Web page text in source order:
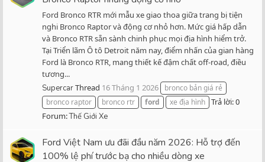
Ford Bronco RTR mới mẫu xe giao thoa giữa trang bị tiện
nghi Bronco Raptor và động cơ nhỏ hơn. Mức giá hấp dẫn
và Bronco RTR sẵn sành chinh phục mọi địa hình hiểm trở.
Tại Triển lãm Ô tô Detroit năm nay, điểm nhấn của gian hàng
Ford là Bronco RTR, mang thiết kế đậm chất off-road, điều
tương...
SupercarThread 16 Tháng 1 2026
bronco bản giá rẻ
bronco raptor
bronco rtr ford xe địa hình Trả lời: 0
Forum:Thế Giới Xe
Ford Việt Nam ưu đãi đầu năm 2026: Hỗ trợ đến
100% lệ phí trước bạ cho nhiều dòng xe